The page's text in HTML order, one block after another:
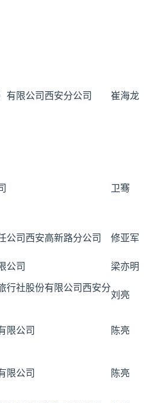
有限公司西安分公司 崔海龙
卫骞
公司西安高新路分公司 修亚军
公司 梁亦明
行社股份有限公司西安分
刘亮
限公司 陈亮
限公司 陈亮